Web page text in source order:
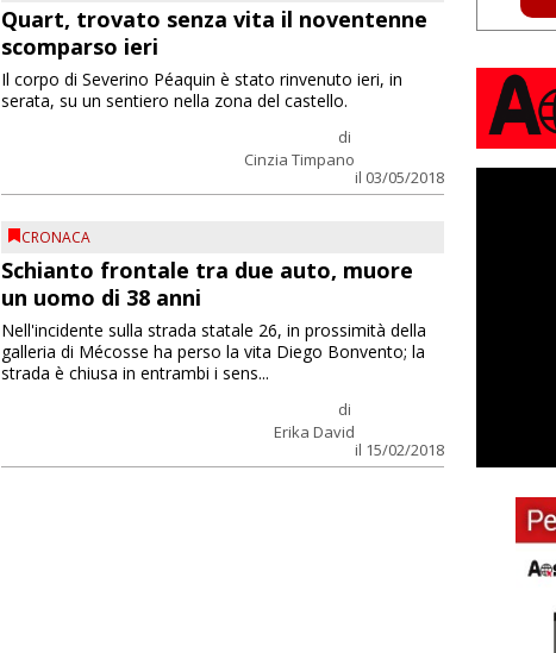
Quart, trovato senza vita il noventenne
scomparso ieri
di
Cinzia Timpano
il 03/05/2018
Il corpo di Severino Péaquin è stato rinvenuto ieri, in
serata, su un sentiero nella zona del castello.
CRONACA
Schianto frontale tra due auto, muore
un uomo di 38 anni
di
Erika David
il 15/02/2018
Nell'incidente sulla strada statale 26, in prossimità della
galleria di Mécosse ha perso la vita Diego Bonvento; la
strada è chiusa in entrambi i sens...